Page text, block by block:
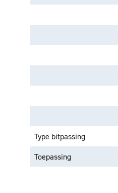
Type bitpassing
Toepassing